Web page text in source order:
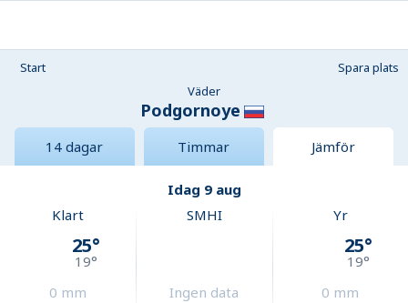
Start
Spara plats
Väder
Podgornoye
14 dagar Timmar Jämför
Idag 9 aug
Klart
25°
19°
0 mm
SMHI
Ingen data
Yr
25°
19°
0 mm